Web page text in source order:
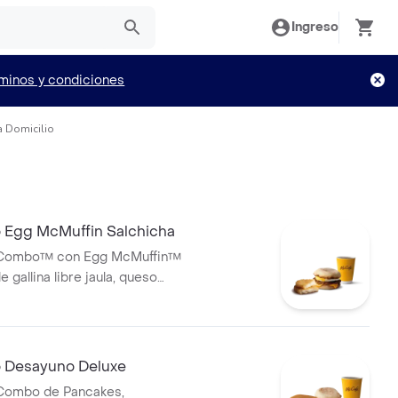
Ingreso
y condiciones
Domicilio
McMuffin Salchicha
con Egg McMuffin™
gallina libre jaula, queso
y HashBrown
Deluxe
de Pancakes,